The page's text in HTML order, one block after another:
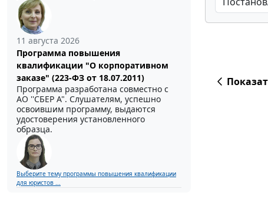
11 августа 2026
Программа повышения
квалификации "О корпоративном
заказе" (223-ФЗ от 18.07.2011)
Программа разработана совместно с
АО ''СБЕР А". Слушателям, успешно
освоившим программу, выдаются
удостоверения установленного
образца.
Выберите тему программы повышения квалификации
для юристов ...